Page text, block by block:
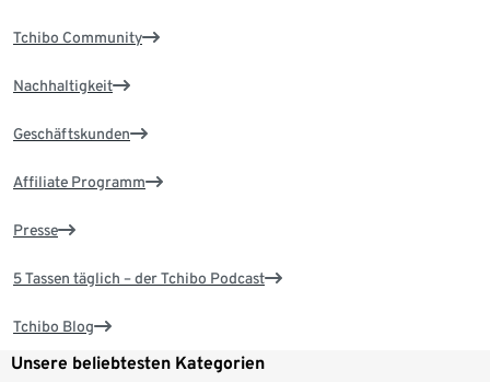
Tchibo Community
Nachhaltigkeit
Geschäftskunden
Affiliate Programm
Presse
5 Tassen täglich – der Tchibo Podcast
Tchibo Blog
Unsere beliebtesten Kategorien